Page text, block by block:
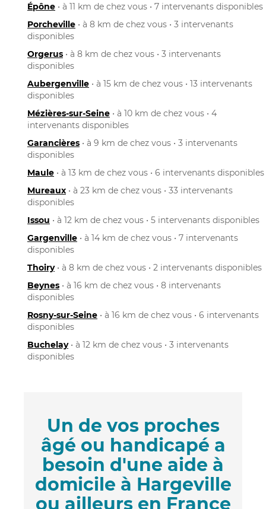
Épône • à 11 km de chez vous • 7 intervenants disponibles
Porcheville • à 8 km de chez vous • 3 intervenants
disponibles
Orgerus • à 8 km de chez vous • 3 intervenants
disponibles
Aubergenville • à 15 km de chez vous • 13 intervenants
disponibles
Mézières-sur-Seine • à 10 km de chez vous • 4
intervenants disponibles
Garancières • à 9 km de chez vous • 3 intervenants
disponibles
Maule • à 13 km de chez vous • 6 intervenants disponibles
Mureaux • à 23 km de chez vous • 33 intervenants
disponibles
Issou • à 12 km de chez vous • 5 intervenants disponibles
Gargenville • à 14 km de chez vous • 7 intervenants
disponibles
Thoiry• à 8 km de chez vous • 2 intervenants disponibles
Beynes • à 16 km de chez vous • 8 intervenants
disponibles
Rosny-sur-Seine • à 16 km de chez vous • 6 intervenants
disponibles
Buchelay• à 12 km de chez vous • 3 intervenants
disponibles
Un de vos proches
âgé ou handicapé a
besoin d'une aide à
domicile à Hargeville
ou ailleurs en France